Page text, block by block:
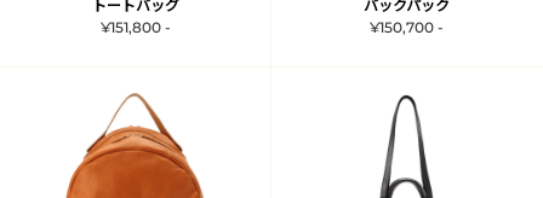
トートバッグ
¥151,800 -
バックパック
¥150,700 -